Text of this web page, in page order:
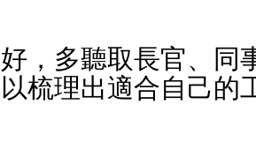
，多聽取長官、同
梳理出適合自己的